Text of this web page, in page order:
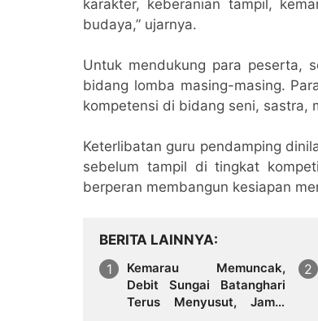
karakter, keberanian tampil,
budaya,” ujarnya.
Untuk mendukung para peserta,
bidang lomba masing-masing.
kompetensi di bidang seni, sastra,
Keterlibatan guru pendamping
sebelum tampil di tingkat
berperan membangun kesiapan
BERITA LAINNYA
Kemarau Memuncak,
Debit Sungai Batanghari
Terus Menyusut, Jambi